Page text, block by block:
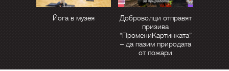
Йога в музея
Доброволци отправят
призива
“ПромениКартинката”
– да пазим природата
от пожари